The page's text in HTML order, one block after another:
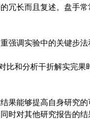
冗长而且复述。盘手
强调实验中的关键步
比和分析干折解实完
果能够提高自身研究
时对其他研究报告的结